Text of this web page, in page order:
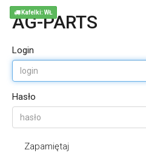
AG-PARTS
Login
Hasło
Zapamiętaj
Kafelki: WŁ